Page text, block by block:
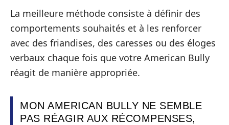
La meilleure méthode consiste à définir des
comportements souhaités et à les renforcer
avec des friandises, des caresses ou des éloges
verbaux chaque fois que votre American Bully
réagit de manière appropriée.
MON AMERICAN BULLY NE SEMBLE
PAS RÉAGIR AUX RÉCOMPENSES,